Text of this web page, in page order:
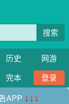
搜索
历史
网游
完本
登录
APP ↓↓↓